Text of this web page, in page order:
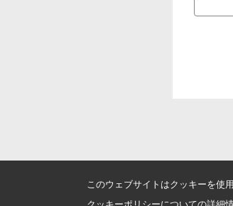
このウェブサイトはクッキーを使